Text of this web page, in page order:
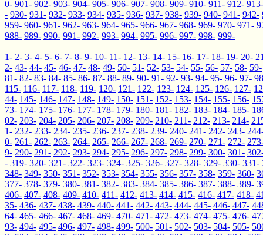
0- 901- 902- 903- 904- 905- 906- 907- 908- 909- 910- 911- 912- 913-
- 930- 931- 932- 933- 934- 935- 936- 937- 938- 939- 940- 941- 942-
959- 960- 961- 962- 963- 964- 965- 966- 967- 968- 969- 970- 971-
988- 989- 990- 991- 992- 993- 994- 995- 996- 997- 998- 999-
1- 2- 3- 4- 5- 6- 7- 8- 9- 10- 11- 12- 13- 14- 15- 16- 17- 18- 19- 20-
2- 43- 44- 45- 46- 47- 48- 49- 50- 51- 52- 53- 54- 55- 56- 57- 58- 59-
81- 82- 83- 84- 85- 86- 87- 88- 89- 90- 91- 92- 93- 94- 95- 96- 97-
115- 116- 117- 118- 119- 120- 121- 122- 123- 124- 125- 126- 127-
44- 145- 146- 147- 148- 149- 150- 151- 152- 153- 154- 155- 156-
73- 174- 175- 176- 177- 178- 179- 180- 181- 182- 183- 184- 185-
02- 203- 204- 205- 206- 207- 208- 209- 210- 211- 212- 213- 214-
1- 232- 233- 234- 235- 236- 237- 238- 239- 240- 241- 242- 243-
0- 261- 262- 263- 264- 265- 266- 267- 268- 269- 270- 271- 272-
9- 290- 291- 292- 293- 294- 295- 296- 297- 298- 299- 300- 301-
- 319- 320- 321- 322- 323- 324- 325- 326- 327- 328- 329- 330- 331-
348- 349- 350- 351- 352- 353- 354- 355- 356- 357- 358- 359- 360-
377- 378- 379- 380- 381- 382- 383- 384- 385- 386- 387- 388- 389-
406- 407- 408- 409- 410- 411- 412- 413- 414- 415- 416- 417- 418-
35- 436- 437- 438- 439- 440- 441- 442- 443- 444- 445- 446- 447-
64- 465- 466- 467- 468- 469- 470- 471- 472- 473- 474- 475- 476-
93- 494- 495- 496- 497- 498- 499- 500- 501- 502- 503- 504- 505-